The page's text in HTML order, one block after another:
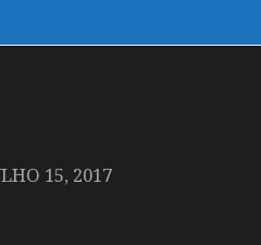
15, 2017